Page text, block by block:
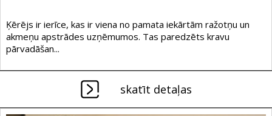
Ķērējs ir ierīce, kas ir viena no pamata iekārtām ražotņu un
akmeņu apstrādes uzņēmumos. Tas paredzēts kravu
pārvadāšan...
skatīt detaļas